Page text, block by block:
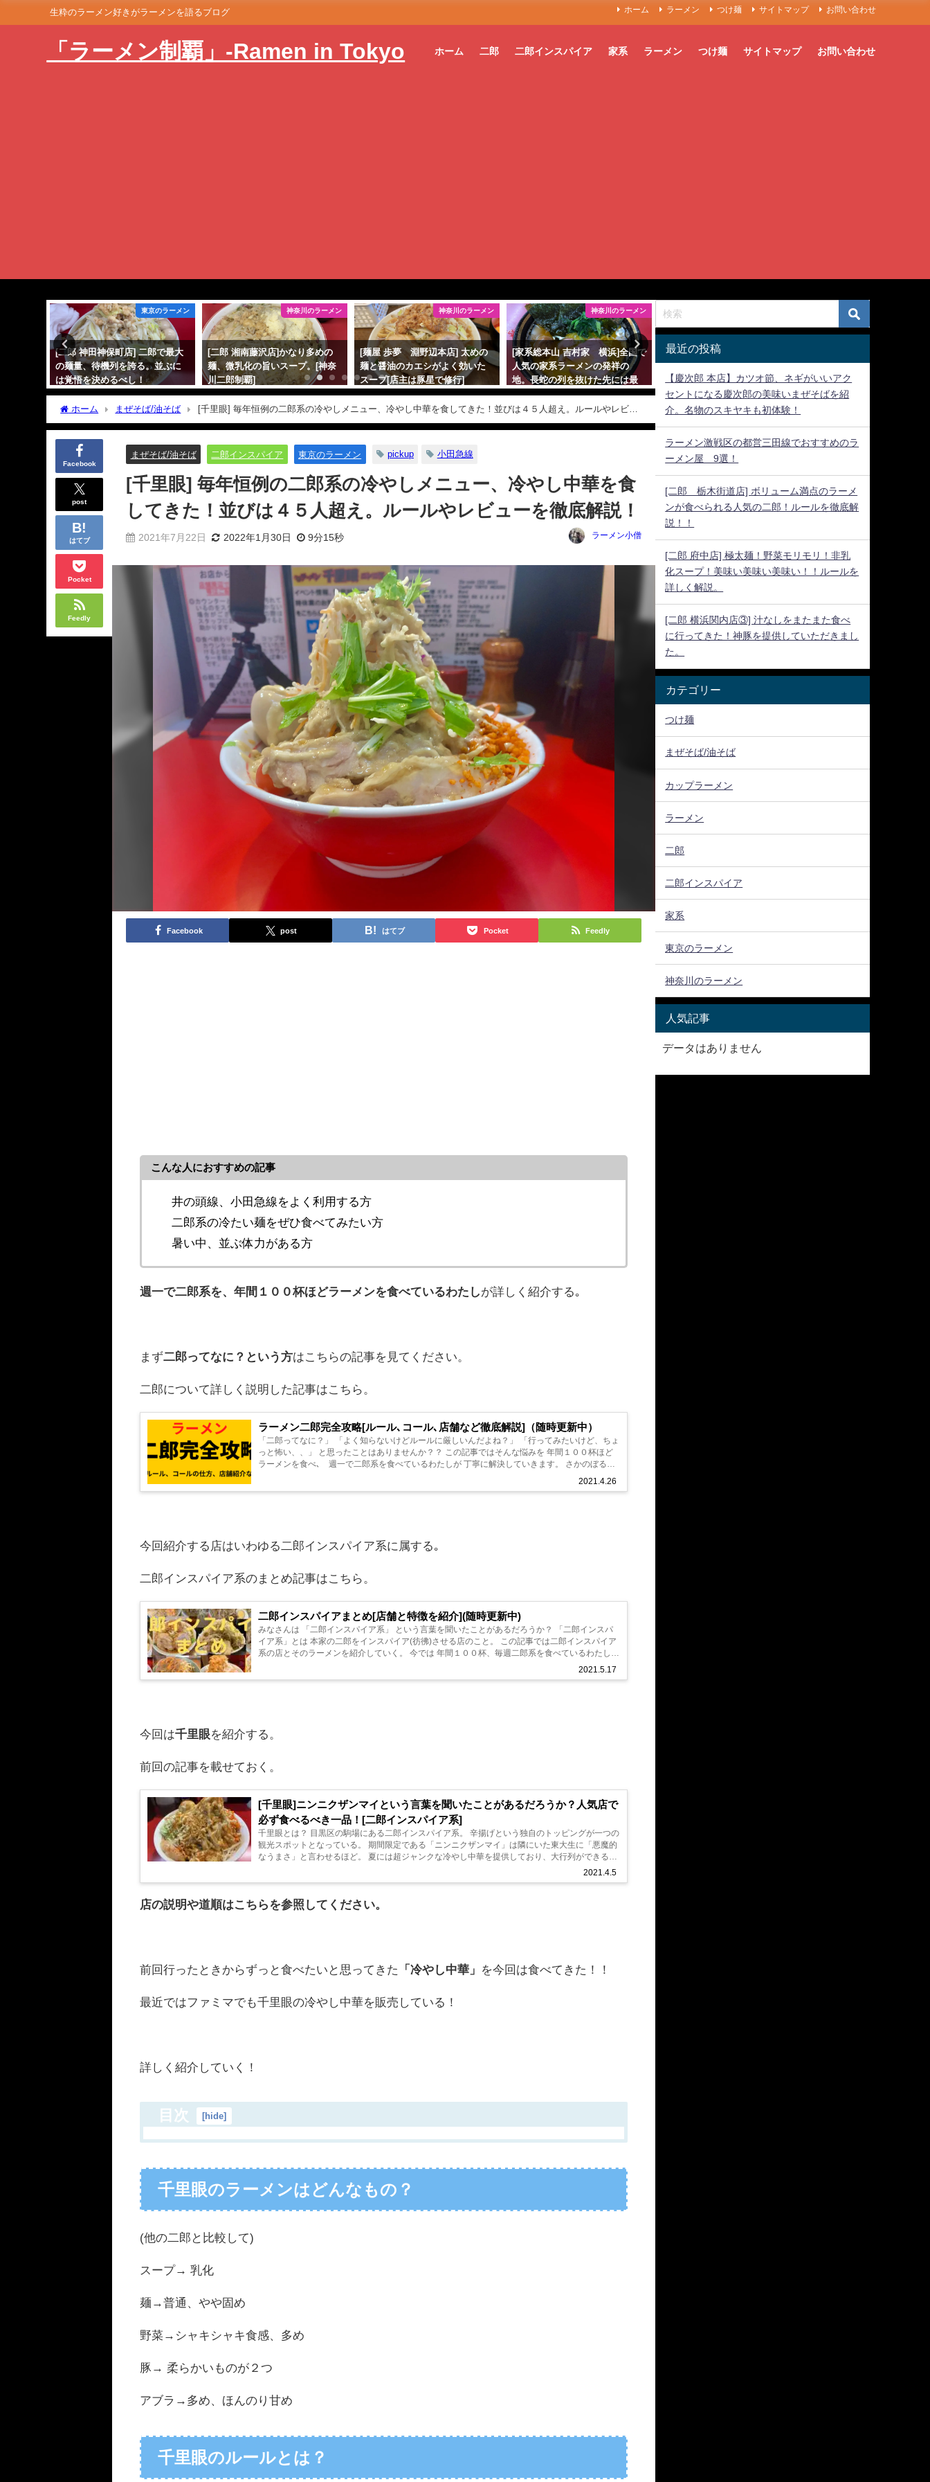
生粋のラーメン好きがラーメンを語るブログ ホーム ラーメン つけ麺 サイトマップ お問い合わせ
「ラーメン制覇」-Ramen in Tokyo ホーム 二郎 二郎インスパイア 家系 ラーメン つけ麺 サイトマップ お問い合わせ
東京のラーメン
[二郎 神田神保町店] 二郎で最大
の麺量、待機列を誇る。並ぶに
は覚悟を決めるべし！
神奈川のラーメン
[二郎 湘南藤沢店]かなり多めの
麺、微乳化の旨いスープ。[神奈
川二郎制覇]
神奈川のラーメン
[麺屋 歩夢 淵野辺本店] 太めの
麺と醤油のカエシがよく効いた
スープ[店主は豚星で修行]
神奈川のラーメン
[家系総本山 吉村家 横浜]全国で
人気の家系ラーメンの発祥の
地。長蛇の列を抜けた先には最
高の一杯が！[全国家系制覇]
2021年2月16日
[塩ラーメン 進化 町田店]あっさ
りと言えば塩。塩と言えばこ
こ。
2021年1月18日
ベリージャンキーな一杯。
2021年1月22日
ホーム まぜそば/油そば
[千里眼] 毎年恒例の二郎系の冷やしメニュー、冷やし中華を食してきた！並びは４５人超え。ルールやレビュ
ーを徹底解説！
Facebook
post
はてブ
Pocket
Feedly
まぜそば/油そば 二郎インスパイア 東京のラーメン pickup 小田急線
[千里眼] 毎年恒例の二郎系の冷やしメニュー、冷やし中華を食
してきた！並びは４５人超え。ルールやレビューを徹底解説！
2021年7月22日 2022年1月30日 9分15秒 ラーメン小僧
Facebook post はてブ Pocket Feedly
こんな人におすすめの記事
井の頭線、小田急線をよく利用する方
二郎系の冷たい麺をぜひ食べてみたい方
暑い中、並ぶ体力がある方
週一で二郎系を、年間１００杯ほどラーメンを食べているわたしが詳しく紹介する｡
まず二郎ってなに？という方はこちらの記事を見てください。
二郎について詳しく説明した記事はこちら。
ラーメン二郎完全攻略[ルール､コール､店舗など徹底解説]（随時更新中）
2021.4.26
「二郎ってなに？」 「よく知らないけどルールに厳しいんだよね？」 「行ってみたいけど、ちょ
っと怖い、、」 と思ったことはありませんか？？ この記事ではそんな悩みを 年間１００杯ほど
ラーメンを食べ､ 週一で二郎系を食べているわたしが 丁寧に解決していきます。 さかのぼると
今回紹介する店はいわゆる二郎インスパイア系に属する｡
二郎インスパイア系のまとめ記事はこちら。
二郎インスパイアまとめ[店舗と特徴を紹介](随時更新中)
2021.5.17
みなさんは 「二郎インスパイア系」 という言葉を聞いたことがあるだろうか？ 「二郎インスパ
イア系」とは 本家の二郎をインスパイア(彷彿)させる店のこと。 この記事では二郎インスパイア
系の店とそのラーメンを紹介していく。 今では 年間１００杯、毎週二郎系を食べているわたしも
今回は千里眼を紹介する。
前回の記事を載せておく。
[千里眼]ニンニクザンマイという言葉を聞いたことがあるだろうか？人気店で
必ず食べるべき一品！[二郎インスパイア系]
2021.4.5
千里眼とは？ 目黒区の駒場にある二郎インスパイア系。 辛揚げという独自のトッピングが一つの
観光スポットとなっている。 期間限定である「ニンニクザンマイ」は隣にいた東大生に「悪魔的
なうまさ」と言わせるほど。 夏には超ジャンクな冷やし中華を提供しており、大行列ができる。
店の説明や道順はこちらを参照してください。
前回行ったときからずっと食べたいと思ってきた 「冷やし中華」 を今回は食べてきた！！
最近ではファミマでも千里眼の冷やし中華を販売している！
詳しく紹介していく！
目次 [hide]
千里眼のラーメンはどんなもの？
(他の二郎と比較して)
スープ→乳化
麺 →普通 、やや固め
野菜→ シャキシャキ食感、多め
豚 →柔らかいものが２つ
アブラ → 多め、ほんのり甘め
千里眼のルールとは？
最近の投稿
【慶次郎 本店】カツオ節、ネギがいいアク
セントになる慶次郎の美味いまぜそばを紹
介。名物のスキヤキも初体験！
ラーメン激戦区の都営三田線でおすすめのラ
ーメン屋 9選！
[二郎 栃木街道店] ボリューム満点のラーメ
ンが食べられる人気の二郎！ルールを徹底解
説！！
[二郎 府中店] 極太麺！野菜モリモリ！非乳
化スープ！美味い美味い美味い！！ルールを
詳しく解説。
[二郎 横浜関内店③] 汁なしをまたまた食べ
に行ってきた！神豚を提供していただきまし
た。
カテゴリー
つけ麺
まぜそば/油そば
カップラーメン
ラーメン
二郎
二郎インスパイア
家系
東京のラーメン
神奈川のラーメン
人気記事
データはありません